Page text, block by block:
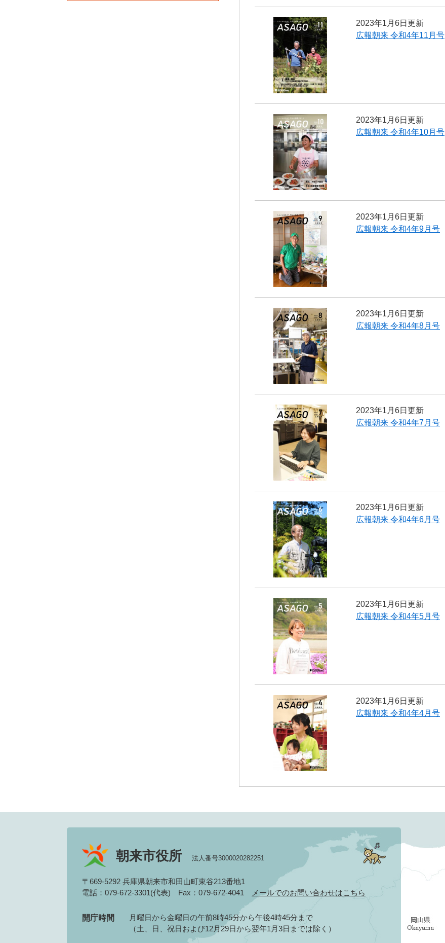
2023年1月6日更新
広報朝来 令和4年11月号
2023年1月6日更新
広報朝来 令和4年10月号
2023年1月6日更新
広報朝来 令和4年9月号
2023年1月6日更新
広報朝来 令和4年8月号
2023年1月6日更新
広報朝来 令和4年7月号
2023年1月6日更新
広報朝来 令和4年6月号
2023年1月6日更新
広報朝来 令和4年5月号
2023年1月6日更新
広報朝来 令和4年4月号
朝来市役所 法人番号3000020282251
〒669-5292 兵庫県朝来市和田山町東谷213番地1
電話：079-672-3301(代表) Fax：079-672-4041 メールでのお問い合わせはこちら
開庁時間
月曜日から金曜日の午前8時45分から午後4時45分まで
（土、日、祝日および12月29日から翌年1月3日までは除く）